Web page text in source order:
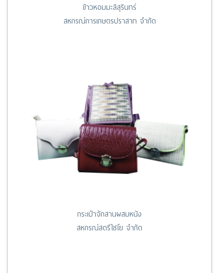
ข้าวหอมมะลิสุรินทร์
สหกรณ์การเกษตรปราสาท จำกัด
กระเป๋าจักสานผสมหนัง
สหกรณ์สตรีไชโย จำกัด